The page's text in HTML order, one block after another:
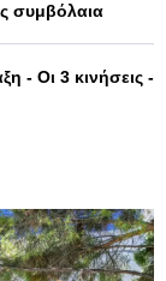
συμβόλαια
- Οι 3 κινήσεις -